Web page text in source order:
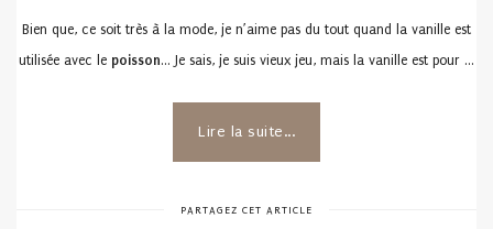
Bien que, ce soit très à la mode, je n’aime pas du tout quand la vanille est
utilisée avec le poisson… Je sais, je suis vieux jeu, mais la vanille est pour …
Lire la suite...
PARTAGEZ CET ARTICLE